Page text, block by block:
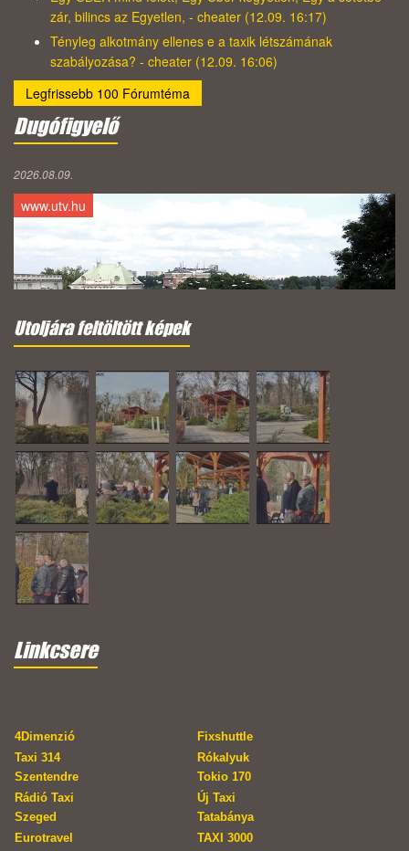
zár, bilincs az Egyetlen, - cheater (12.09. 16:17)
Tényleg alkotmány ellenes e a taxik létszámának
szabályozása? - cheater (12.09. 16:06)
Legfrissebb 100 Fórumtéma
Dugófigyelő
2026.08.09.
www.utv.hu
Utoljára feltöltött képek
Linkcsere
4Dimenzió
Fixshuttle
Taxi 314
Szentendre
Rókalyuk
Tokio 170
Rádió Taxi
Szeged
Új Taxi
Tatabánya
Eurotravel
TAXI 3000